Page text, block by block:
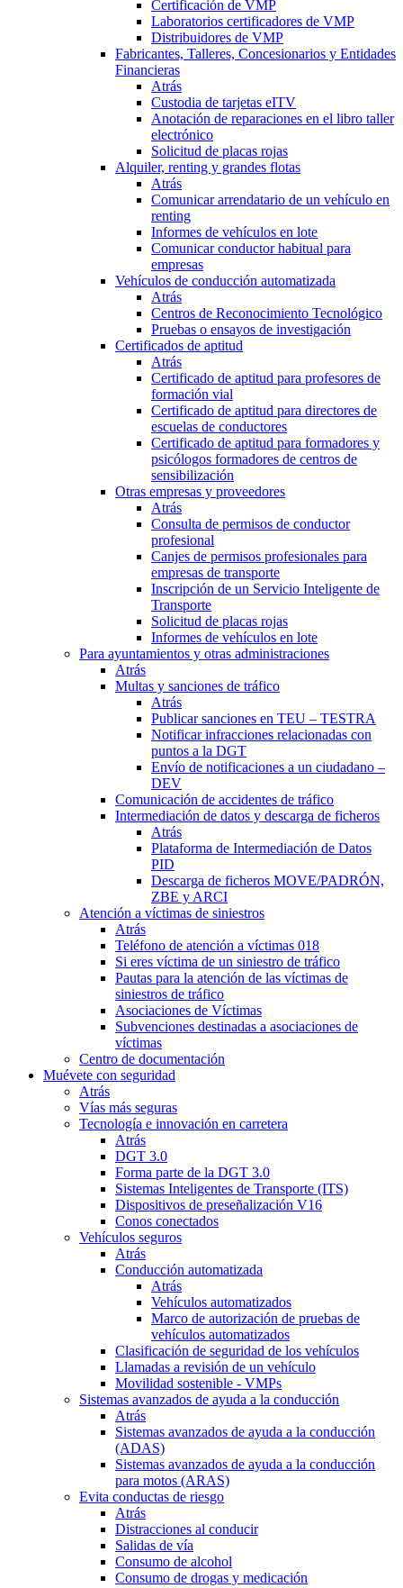
Certificación de VMP
Laboratorios certificadores de VMP
Distribuidores de VMP
Fabricantes, Talleres, Concesionarios y Entidades
Financieras
Atrás
Custodia de tarjetas eITV
Anotación de reparaciones en el libro taller
electrónico
Solicitud de placas rojas
Alquiler, renting y grandes flotas
Atrás
Comunicar arrendatario de un vehículo en
renting
Informes de vehículos en lote
Comunicar conductor habitual para
empresas
Vehículos de conducción automatizada
Atrás
Centros de Reconocimiento Tecnológico
Pruebas o ensayos de investigación
Certificados de aptitud
Atrás
Certificado de aptitud para profesores de
formación vial
Certificado de aptitud para directores de
escuelas de conductores
Certificado de aptitud para formadores y
psicólogos formadores de centros de
sensibilización
Otras empresas y proveedores
Atrás
Consulta de permisos de conductor
profesional
Canjes de permisos profesionales para
empresas de transporte
Inscripción de un Servicio Inteligente de
Transporte
Solicitud de placas rojas
Informes de vehículos en lote
Para ayuntamientos y otras administraciones
Atrás
Multas y sanciones de tráfico
Atrás
Publicar sanciones en TEU – TESTRA
Notificar infracciones relacionadas con
puntos a la DGT
Envío de notificaciones a un ciudadano –
DEV
Comunicación de accidentes de tráfico
Intermediación de datos y descarga de ficheros
Atrás
Plataforma de Intermediación de Datos
PID
Descarga de ficheros MOVE/PADRÓN,
ZBE y ARCI
Atención a víctimas de siniestros
Atrás
Teléfono de atención a víctimas 018
Si eres víctima de un siniestro de tráfico
Pautas para la atención de las víctimas de
siniestros de tráfico
Asociaciones de Víctimas
Subvenciones destinadas a asociaciones de
víctimas
Centro de documentación
Muévete con seguridad
Atrás
Vías más seguras
Tecnología e innovación en carretera
Atrás
DGT 3.0
Forma parte de la DGT 3.0
Sistemas Inteligentes de Transporte (ITS)
Dispositivos de preseñalización V16
Conos conectados
Vehículos seguros
Atrás
Conducción automatizada
Atrás
Vehículos automatizados
Marco de autorización de pruebas de
vehículos automatizados
Clasificación de seguridad de los vehículos
Llamadas a revisión de un vehículo
Movilidad sostenible - VMPs
Sistemas avanzados de ayuda a la conducción
Atrás
Sistemas avanzados de ayuda a la conducción
(ADAS)
Sistemas avanzados de ayuda a la conducción
para motos (ARAS)
Evita conductas de riesgo
Atrás
Distracciones al conducir
Salidas de vía
Consumo de alcohol
Consumo de drogas y medicación